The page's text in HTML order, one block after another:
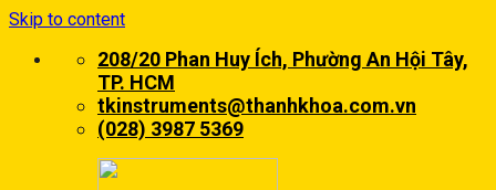
Skip to content
208/20 Phan Huy Ích, Phường An Hội Tây,
TP. HCM
tkinstruments@thanhkhoa.com.vn
(028) 3987 5369